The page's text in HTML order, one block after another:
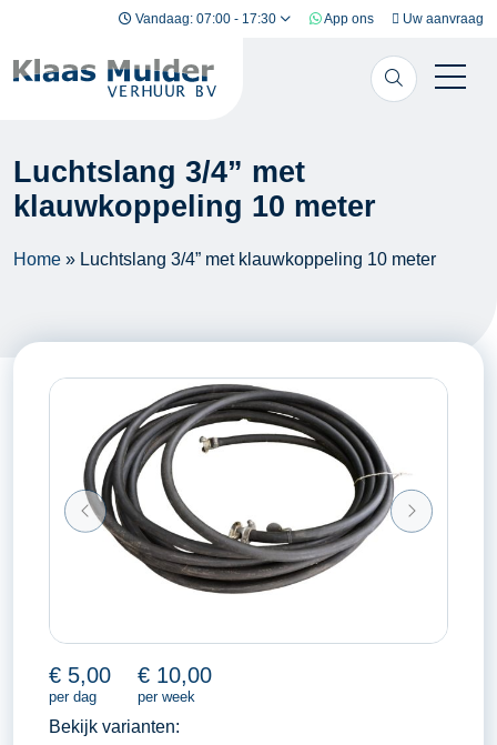
Ga naar inhoud Vandaag: 07:00 - 17:30 App ons Uw aanvraag
Luchtslang 3/4” met
klauwkoppeling 10 meter
Home » Luchtslang 3/4” met klauwkoppeling 10 meter
€ 5,00
per dag
€ 10,00
per week
Bekijk varianten: